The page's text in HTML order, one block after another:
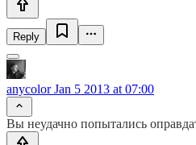
Reply
anycolorJan 5 2013 at 07:00
Вы неудачно попытались